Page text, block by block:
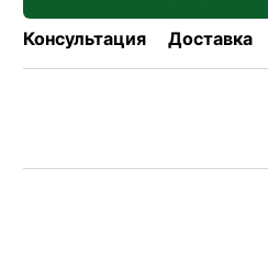
Консультация Доставка